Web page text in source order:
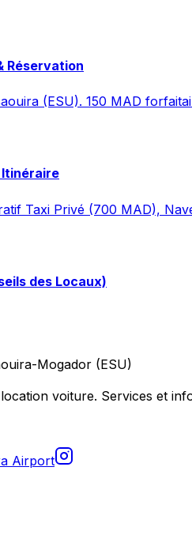
Réservation
(ESU). 150 MAD
Taxi Privé (700 MAD),
des Locaux)
Mogador (ESU)
voiture. Services et
Airport